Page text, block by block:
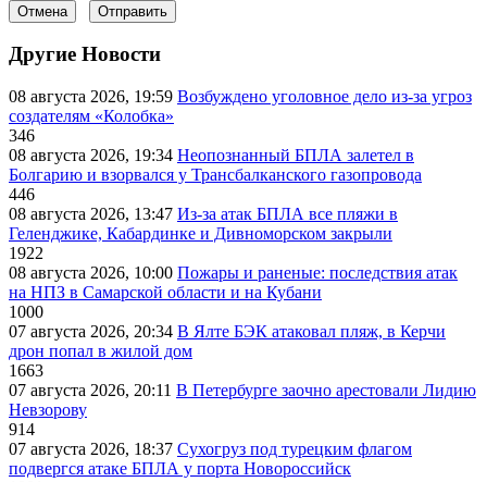
Отмена Отправить
Другие Новости
08 августа 2026, 19:59 Возбуждено уголовное дело из-за угроз
создателям «Колобка»
346
08 августа 2026, 19:34 Неопознанный БПЛА залетел в
Болгарию и взорвался у Трансбалканского газопровода
446
08 августа 2026, 13:47 Из-за атак БПЛА все пляжи в
Геленджике, Кабардинке и Дивноморском закрыли
1922
08 августа 2026, 10:00 Пожары и раненые: последствия атак
на НПЗ в Самарской области и на Кубани
1000
07 августа 2026, 20:34 В Ялте БЭК атаковал пляж, в Керчи
дрон попал в жилой дом
1663
07 августа 2026, 20:11 В Петербурге заочно арестовали Лидию
Невзорову
914
07 августа 2026, 18:37 Сухогруз под турецким флагом
подвергся атаке БПЛА у порта Новороссийск